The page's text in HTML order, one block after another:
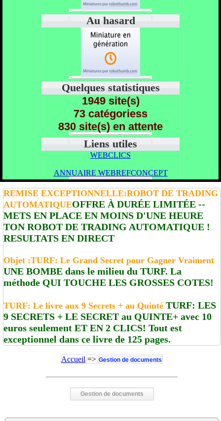
Au hasard
Quelques statistiques
1949 site(s)
73 catégoriess
830 site(s) en attente
Liens utiles
WEBCLICS
ANNUAIRE WEBREFCONCEPT
REMISE EXCEPTIONNELLE:ROBOT DE TRADING
AUTOMATIQUEOFFRE À DURÉE LIMITÉE --
METS EN PLACE EN MOINS D'UNE HEURE
TON ROBOT DE TRADING AUTOMATIQUE !
RESULTATS EN DIRECT
Objet :TURF: Le Grand Secret pour Gagner Vraiment
UNE BOMBE dans le milieu du TURF. La
méthode QUI TOUCHE LES GROSSES COTES!
TURF: Le livre aux 9 Secrets + au Quinté TURF: LES
9 SECRETS + LE SECRET au QUINTE+ avec 10
euros seulement ET EN 2 CLICS! Tout est
exceptionnel dans ce livre de 125 pages.
Accueil => Gestion de documents
Gestion de documents